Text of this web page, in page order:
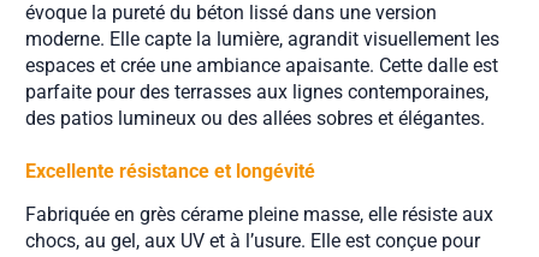
évoque la pureté du béton lissé dans une version
moderne. Elle capte la lumière, agrandit visuellement les
espaces et crée une ambiance apaisante. Cette dalle est
parfaite pour des terrasses aux lignes contemporaines,
des patios lumineux ou des allées sobres et élégantes.
Excellente résistance et longévité
Fabriquée en grès cérame pleine masse, elle résiste aux
chocs, au gel, aux UV et à l’usure. Elle est conçue pour